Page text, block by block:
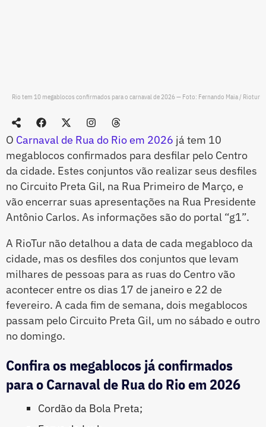
Rio tem 10 megablocos confirmados para o carnaval de 2026 — Foto: Fernando Maia / Riotur
O Carnaval de Rua do Rio em 2026 já tem 10
megablocos confirmados para desfilar pelo Centro
da cidade. Estes conjuntos vão realizar seus desfiles
no Circuito Preta Gil, na Rua Primeiro de Março, e
vão encerrar suas apresentações na Rua Presidente
Antônio Carlos. As informações são do portal “g1”.
A RioTur não detalhou a data de cada megabloco da
cidade, mas os desfiles dos conjuntos que levam
milhares de pessoas para as ruas do Centro vão
acontecer entre os dias 17 de janeiro e 22 de
fevereiro. A cada fim de semana, dois megablocos
passam pelo Circuito Preta Gil, um no sábado e outro
no domingo.
Confira os megablocos já confirmados
para o Carnaval de Rua do Rio em 2026
Cordão da Bola Preta;